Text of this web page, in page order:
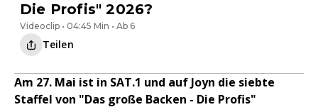
Die Profis" 2026?
Videoclip • 04:45 Min • Ab 6
Teilen
Am 27. Mai ist in SAT.1 und auf Joyn die siebte
Staffel von "Das große Backen - Die Profis"